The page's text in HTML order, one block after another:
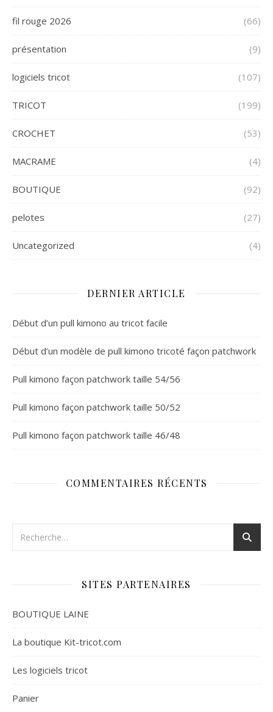
fil rouge 2026 (66)
présentation (9)
logiciels tricot (107)
TRICOT (199)
CROCHET (53)
MACRAME (4)
BOUTIQUE (92)
pelotes (27)
Uncategorized (4)
DERNIER ARTICLE
Début d’un pull kimono au tricot facile
Début d’un modèle de pull kimono tricoté façon patchwork
Pull kimono façon patchwork taille 54/56
Pull kimono façon patchwork taille 50/52
Pull kimono façon patchwork taille 46/48
COMMENTAIRES RÉCENTS
SITES PARTENAIRES
BOUTIQUE LAINE
La boutique Kit-tricot.com
Les logiciels tricot
Panier